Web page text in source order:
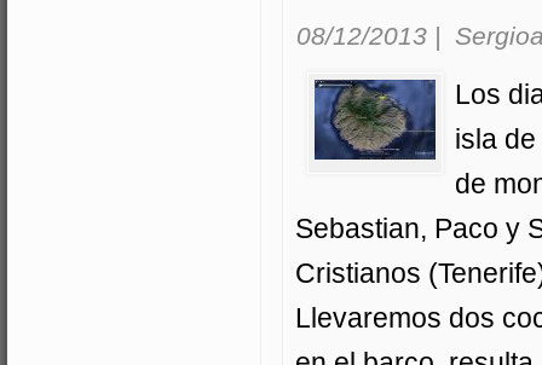
08/12/2013 |
Los
isla
de
Sebastian, Paco y
Cristianos
Llevaremos dos